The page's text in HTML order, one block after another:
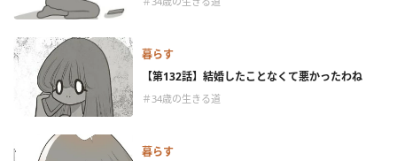
暮らす
【第132話】結婚したことなくて悪かったわね
＃34歳の生きる道
暮らす